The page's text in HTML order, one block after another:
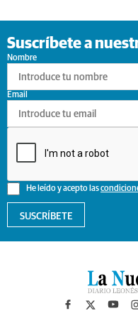
Suscríbete a
Nombre
He leído y acepto las
Email
SUSCRÍBETE